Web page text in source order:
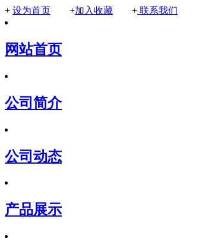
+ 设为首页 +加入收藏 + 联系我们
网站首页
公司简介
公司动态
产品展示